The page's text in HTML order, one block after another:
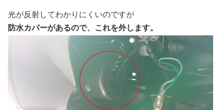
光が反射してわかりにくいのですが
防水カバーがあるので、これを外します。